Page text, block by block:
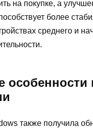
на покупке, а
более
среднего и
особенности
также получила